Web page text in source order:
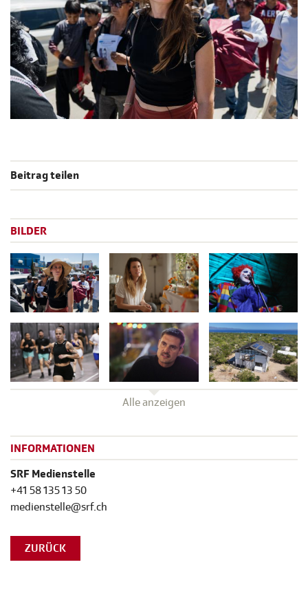
Beitrag teilen
BILDER
Alle anzeigen
INFORMATIONEN
SRF Medienstelle
+41 58 135 13 50
medienstelle@srf.ch
ZURÜCK